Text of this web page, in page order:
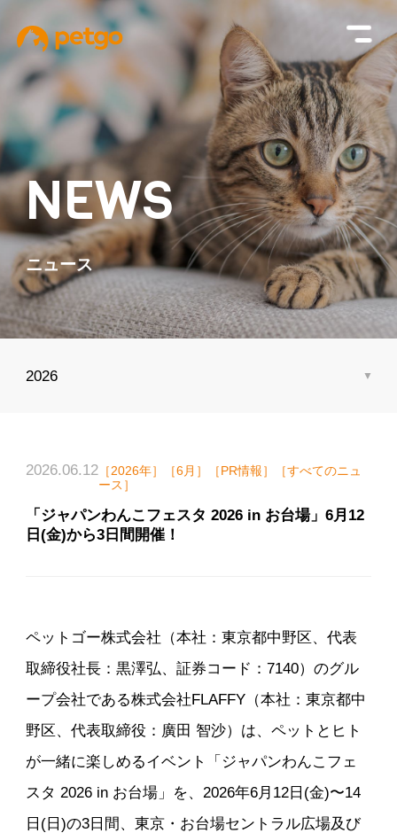
NEWS
ニュース
2026.06.12［2026年］［6月］［PR情報］［すべてのニュ
ース］
「ジャパンわんこフェスタ 2026 in お台場」6月12
日(金)から3日間開催！
ペットゴー株式会社（本社：東京都中野区、代表
取締役社長：黒澤弘、証券コード：7140）のグル
ープ会社である株式会社FLAFFY（本社：東京都中
野区、代表取締役：廣田 智沙）は、ペットとヒト
が一緒に楽しめるイベント「ジャパンわんこフェ
スタ 2026 in お台場」を、2026年6月12日(金)〜14
日(日)の3日間、東京・お台場セントラル広場及び